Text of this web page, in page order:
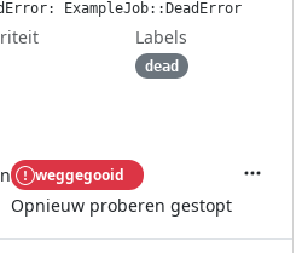
ExampleJob::DeadError
Labels
dead
weggegooid
Opnieuw proberen gestopt